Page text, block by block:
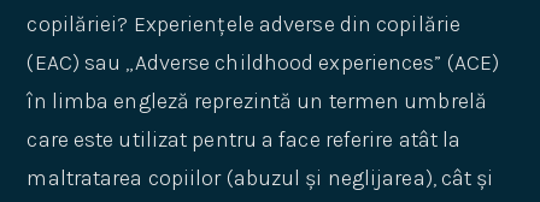
copilăriei? Experiențele adverse din copilărie
(EAC) sau „Adverse childhood experiences” (ACE)
în limba engleză reprezintă un termen umbrelă
care este utilizat pentru a face referire atât la
maltratarea copiilor (abuzul și neglijarea), cât și